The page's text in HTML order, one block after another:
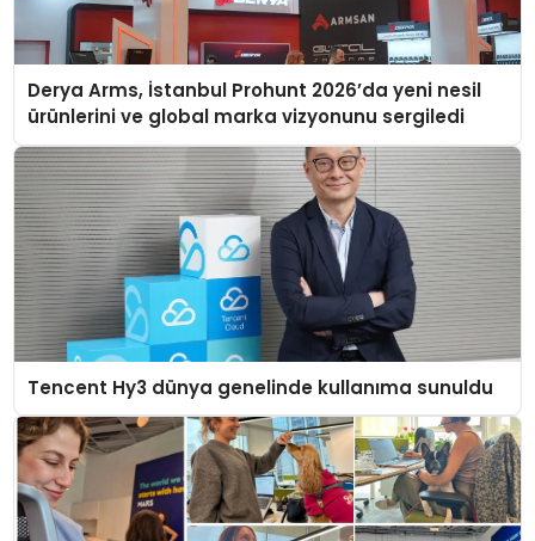
Derya Arms, İstanbul Prohunt 2026’da yeni nesil
ürünlerini ve global marka vizyonunu sergiledi
Tencent Hy3 dünya genelinde kullanıma sunuldu